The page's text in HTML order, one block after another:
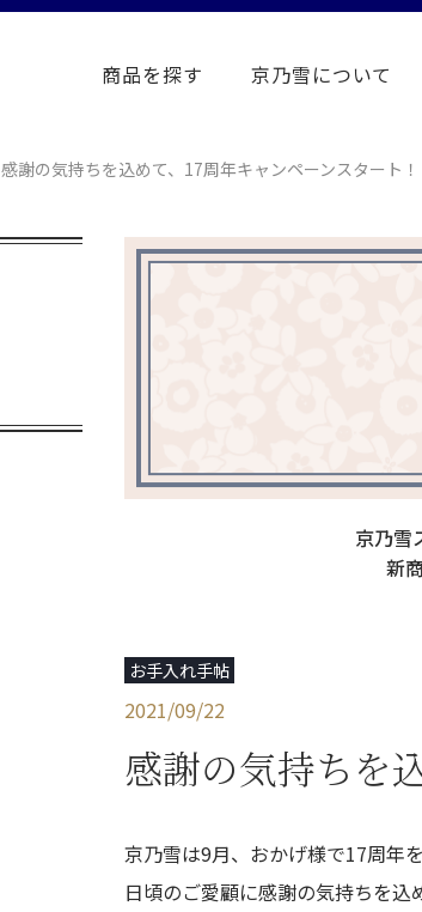
商品を探す 京乃雪について
感謝の気持ちを込めて、17周年キャンペーンスタート！
京乃雪
新
お手入れ手帖
2021/09/22
感謝の気持ちを
京乃雪は9月、おかげ様で17周年
日頃のご愛顧に感謝の気持ちを込